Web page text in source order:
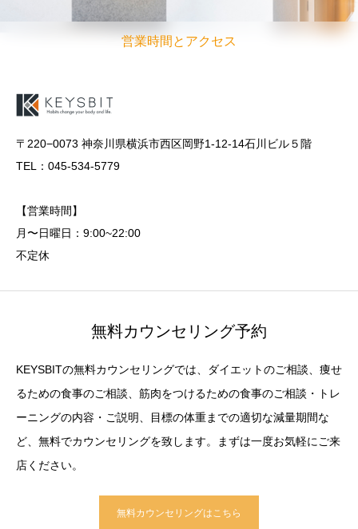
営業時間とアクセス
〒220−0073 神奈川県横浜市西区岡野1-12-14石川ビル５階
TEL：045-534-5779
【営業時間】
月〜日曜日：9:00~22:00
不定休
無料カウンセリング予約
KEYSBITの無料カウンセリングでは、ダイエットのご相談、痩せ
るための食事のご相談、筋肉をつけるための食事のご相談・トレ
ーニングの内容・ご説明、目標の体重までの適切な減量期間な
ど、無料でカウンセリングを致します。まずは一度お気軽にご来
店ください。
無料カウンセリングはこちら